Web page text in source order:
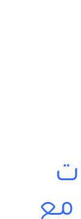
الثلج SIMZLIFE مع